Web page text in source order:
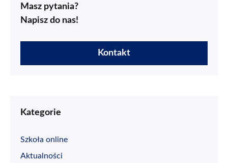
Masz pytania?
Napisz do nas!
Kontakt
Kategorie
Szkoła online
Aktualności